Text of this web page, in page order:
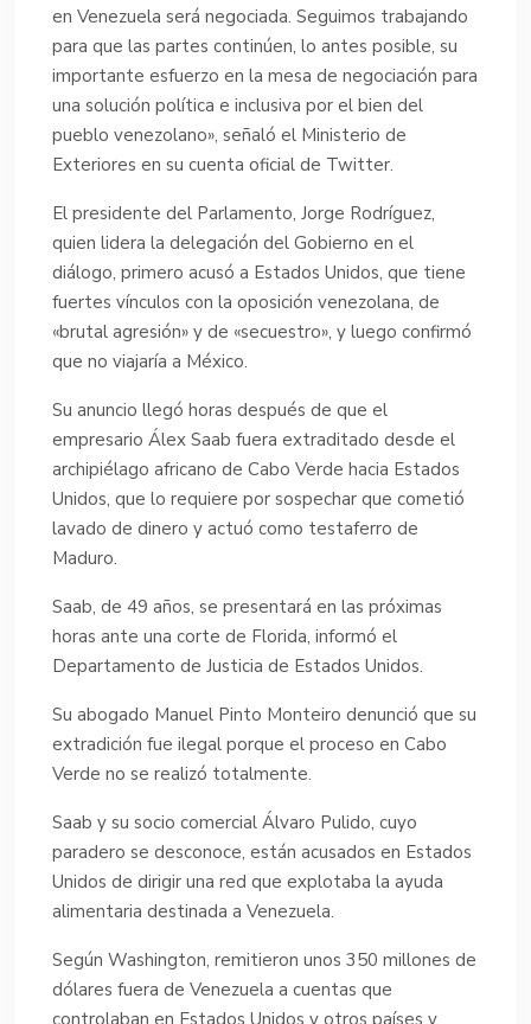
en Venezuela será negociada. Seguimos trabajando
para que las partes continúen, lo antes posible, su
importante esfuerzo en la mesa de negociación para
una solución política e inclusiva por el bien del
pueblo venezolano», señaló el Ministerio de
Exteriores en su cuenta oficial de Twitter.
El presidente del Parlamento, Jorge Rodríguez,
quien lidera la delegación del Gobierno en el
diálogo, primero acusó a Estados Unidos, que tiene
fuertes vínculos con la oposición venezolana, de
«brutal agresión» y de «secuestro», y luego confirmó
que no viajaría a México.
Su anuncio llegó horas después de que el
empresario Álex Saab fuera extraditado desde el
archipiélago africano de Cabo Verde hacia Estados
Unidos, que lo requiere por sospechar que cometió
lavado de dinero y actuó como testaferro de
Maduro.
Saab, de 49 años, se presentará en las próximas
horas ante una corte de Florida, informó el
Departamento de Justicia de Estados Unidos.
Su abogado Manuel Pinto Monteiro denunció que su
extradición fue ilegal porque el proceso en Cabo
Verde no se realizó totalmente.
Saab y su socio comercial Álvaro Pulido, cuyo
paradero se desconoce, están acusados en Estados
Unidos de dirigir una red que explotaba la ayuda
alimentaria destinada a Venezuela.
Según Washington, remitieron unos 350 millones de
dólares fuera de Venezuela a cuentas que
controlaban en Estados Unidos y otros países y